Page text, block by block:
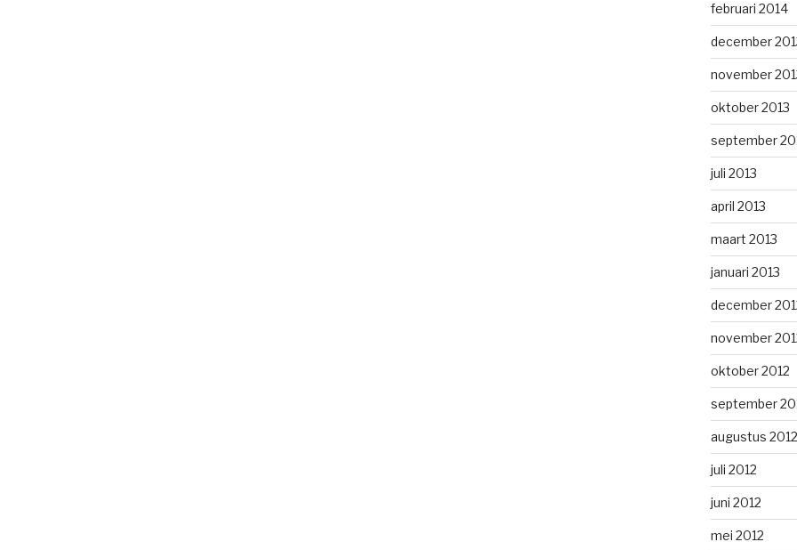
februari 2014
december
november
oktober 2013
september
juli 2013
april 2013
maart 2013
januari 2013
december
november
oktober 2012
september
augustus 2012
juli 2012
juni 2012
mei 2012